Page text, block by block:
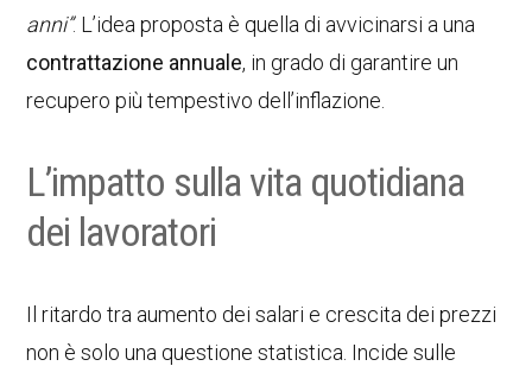
anni”. L’idea proposta è quella di avvicinarsi a una
contrattazione annuale, in grado di garantire un
recupero più tempestivo dell’inflazione.
L’impatto sulla vita quotidiana
dei lavoratori
Il ritardo tra aumento dei salari e crescita dei prezzi
non è solo una questione statistica. Incide sulle